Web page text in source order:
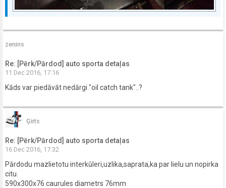
zenins
Re: [Pērk/Pārdod] auto sporta detaļas
11 Dec 2016, 17:16
Kāds var piedāvāt nedārgi "oil catch tank"..?
Ģirts
Re: [Pērk/Pārdod] auto sporta detaļas
16 Dec 2016, 17:32
Pārdodu mazlietotu interkūleri,uzlika,saprata,ka par lielu un nopirka
citu.
590x300x76 caurules diametrs 76mm